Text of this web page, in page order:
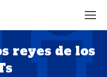
reyes de los